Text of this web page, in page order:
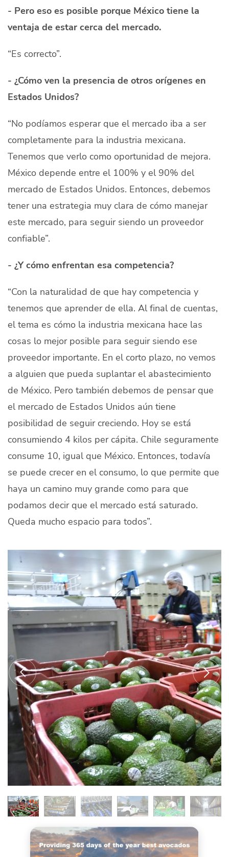
- Pero eso es posible porque México tiene la
ventaja de estar cerca del mercado.
“Es correcto”.
- ¿Cómo ven la presencia de otros orígenes en
Estados Unidos?
“No podíamos esperar que el mercado iba a ser
completamente para la industria mexicana.
Tenemos que verlo como oportunidad de mejora.
México depende entre el 100% y el 90% del
mercado de Estados Unidos. Entonces, debemos
tener una estrategia muy clara de cómo manejar
este mercado, para seguir siendo un proveedor
confiable”.
- ¿Y cómo enfrentan esa competencia?
“Con la naturalidad de que hay competencia y
tenemos que aprender de ella. Al final de cuentas,
el tema es cómo la industria mexicana hace las
cosas lo mejor posible para seguir siendo ese
proveedor importante. En el corto plazo, no vemos
a alguien que pueda suplantar el abastecimiento
de México. Pero también debemos de pensar que
el mercado de Estados Unidos aún tiene
posibilidad de seguir creciendo. Hoy se está
consumiendo 4 kilos per cápita. Chile seguramente
consume 10, igual que México. Entonces, todavía
se puede crecer en el consumo, lo que permite que
haya un camino muy grande como para que
podamos decir que el mercado está saturado.
Queda mucho espacio para todos”.